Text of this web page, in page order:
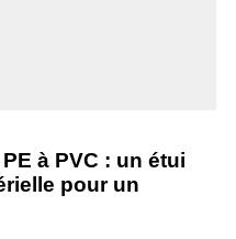
à PVC : un étui
pour un